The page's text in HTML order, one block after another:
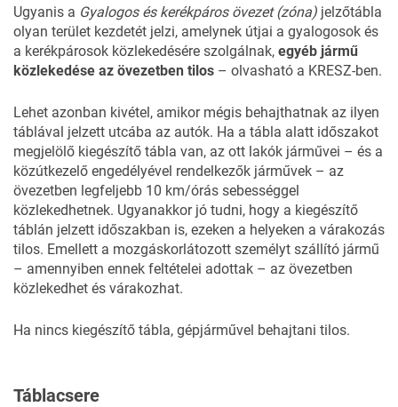
Ugyanis a Gyalogos és kerékpáros övezet (zóna) jelzőtábla
olyan terület kezdetét jelzi, amelynek útjai a gyalogosok és
a kerékpárosok közlekedésére szolgálnak, egyéb jármű
közlekedése az övezetben tilos – olvasható a KRESZ-ben.
Lehet azonban kivétel, amikor mégis behajthatnak az ilyen
táblával jelzett utcába az autók. Ha a tábla alatt időszakot
megjelölő kiegészítő tábla van, az ott lakók járművei – és a
közútkezelő engedélyével rendelkezők járművek – az
övezetben legfeljebb 10 km/órás sebességgel
közlekedhetnek. Ugyanakkor jó tudni, hogy a kiegészítő
táblán jelzett időszakban is, ezeken a helyeken a várakozás
tilos. Emellett a mozgáskorlátozott személyt szállító jármű
– amennyiben ennek feltételei adottak – az övezetben
közlekedhet és várakozhat.
Ha nincs kiegészítő tábla, gépjárművel behajtani tilos.
Táblacsere